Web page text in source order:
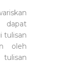
dapat
tulisan
oleh